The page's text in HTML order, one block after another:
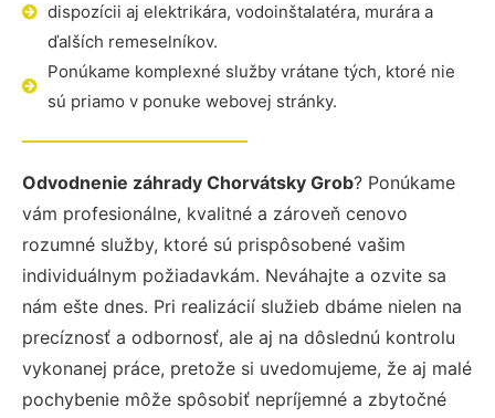
dispozícii aj elektrikára, vodoinštalatéra, murára a
ďalších remeselníkov.
Ponúkame komplexné služby vrátane tých, ktoré nie
sú priamo v ponuke webovej stránky.
Odvodnenie záhrady Chorvátsky Grob? Ponúkame
vám profesionálne, kvalitné a zároveň cenovo
rozumné služby, ktoré sú prispôsobené vašim
individuálnym požiadavkám. Neváhajte a ozvite sa
nám ešte dnes. Pri realizácií služieb dbáme nielen na
precíznosť a odbornosť, ale aj na dôslednú kontrolu
vykonanej práce, pretože si uvedomujeme, že aj malé
pochybenie môže spôsobiť nepríjemné a zbytočné